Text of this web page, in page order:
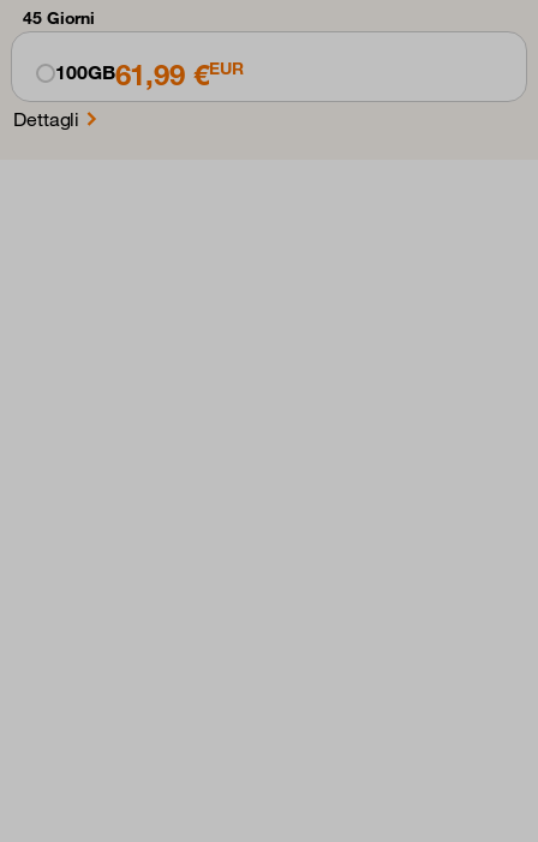
45 Giorni
100GB61,99 €EUR
Dettagli